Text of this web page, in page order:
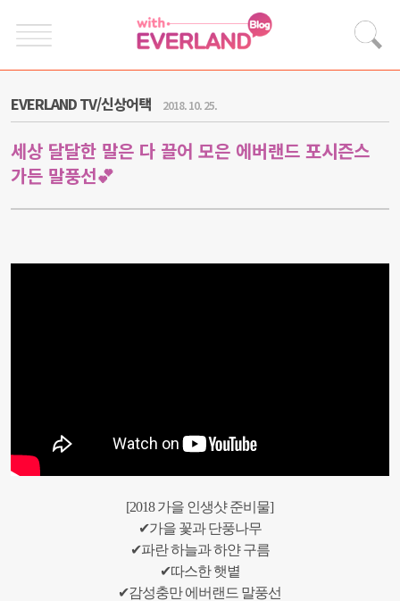
EVERLAND TV/신상어택 2018. 10. 25.
세상 달달한 말은 다 끌어 모은 에버랜드 포시즌스
가든 말풍선💕
[2018 가을 인생샷 준비물]
✔가을 꽃과 단풍나무
✔파란 하늘과 하얀 구름
✔따스한 햇볕
✔감성충만 에버랜드 말풍선